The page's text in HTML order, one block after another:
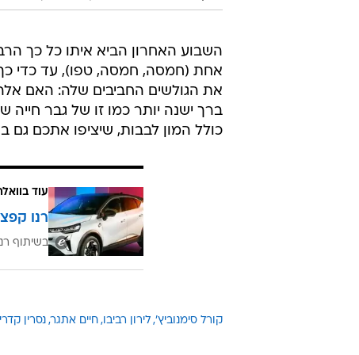
השבוע האחרון הביא איתו כל כך
אחת (חמסה, חמסה, טפו), עד כדי כך
את הגולשים החביבים שלה: האם
ברך ישנה יותר כמו זו של גבר חייה
כולל המון לבבות, שיציפו אתכם גם
עוד
רנו
בשיתוף רנו
קורל סימנוביץ' לירון רביבו חיים אתגר נסרין קדרי